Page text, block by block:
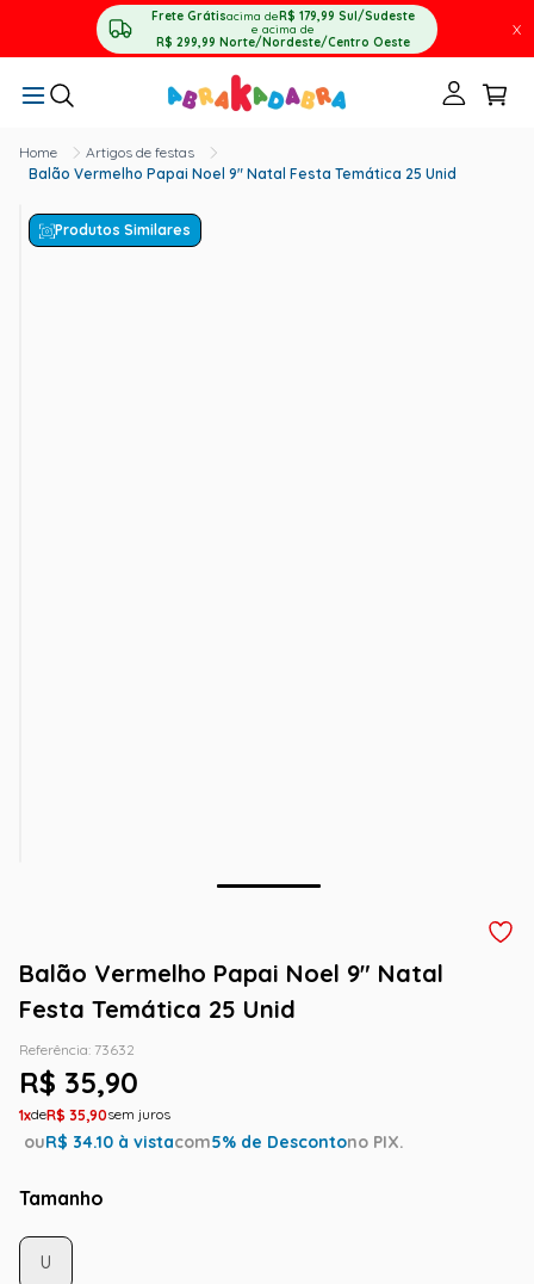
Frete Grátisacima deR$ 179,99 Sul/Sudeste
e acima de
R$ 299,99 Norte/Nordeste/Centro Oeste
X
Artigos de festas
Balão Vermelho Papai Noel 9" Natal Festa Temática 25 Unid
Produtos Similares
Balão Vermelho Papai Noel 9" Natal
Festa Temática 25 Unid
Referência: 73632
R$ 35,90
1 R$ 35,90
ouR$ 34.10 à vistacom5% de Descontono PIX.
Tamanho
U